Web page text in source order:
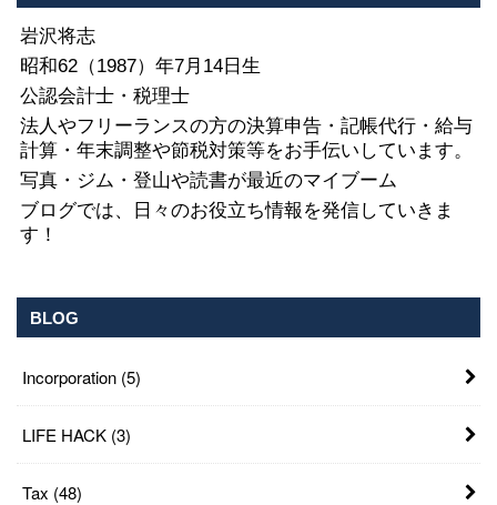
岩沢将志
昭和62（1987）年7月14日生
公認会計士・税理士
法人やフリーランスの方の決算申告・記帳代行・給与
計算・年末調整や節税対策等をお手伝いしています。
写真・ジム・登山や読書が最近のマイブーム
ブログでは、日々のお役立ち情報を発信していきま
す！
BLOG
Incorporation (5)
LIFE HACK (3)
Tax (48)